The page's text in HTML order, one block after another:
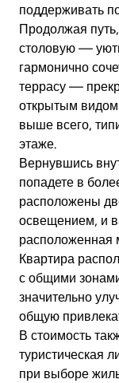
поддерживать
Продолжая
столовую —
гармонично
террасу —
открытым
выше всего,
этаже.
Вернувшись
попадете в
расположены
освещением, и
расположенная
Квартира
с общими
значительно
общую
В стоимость
туристическая
при выборе